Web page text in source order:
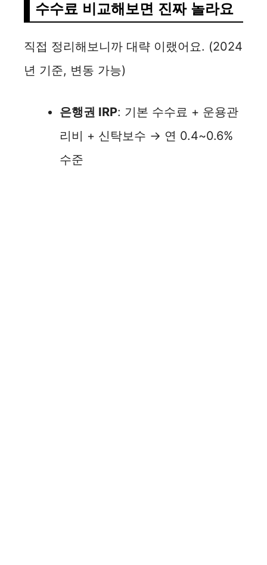
수수료 비교해보면 진짜 놀라요
직접 정리해보니까 대략 이랬어요. (2024
년 기준, 변동 가능)
은행권 IRP: 기본 수수료 + 운용관
리비 + 신탁보수 → 연 0.4~0.6%
수준